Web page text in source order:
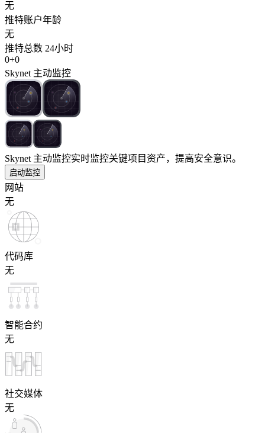
无
推特账户年龄
无
推特总数 24小时
0+0
Skynet 主动监控
Skynet 主动监控实时监控关键项目资产，提高安全意识。
启动监控
网站
无
代码库
无
智能合约
无
社交媒体
无